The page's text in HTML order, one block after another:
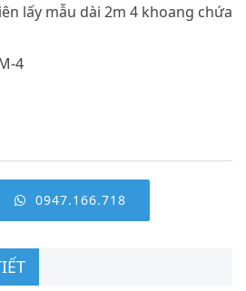
lấy mẫu dài 2m 4 khoang chứa
4
0947.166.718